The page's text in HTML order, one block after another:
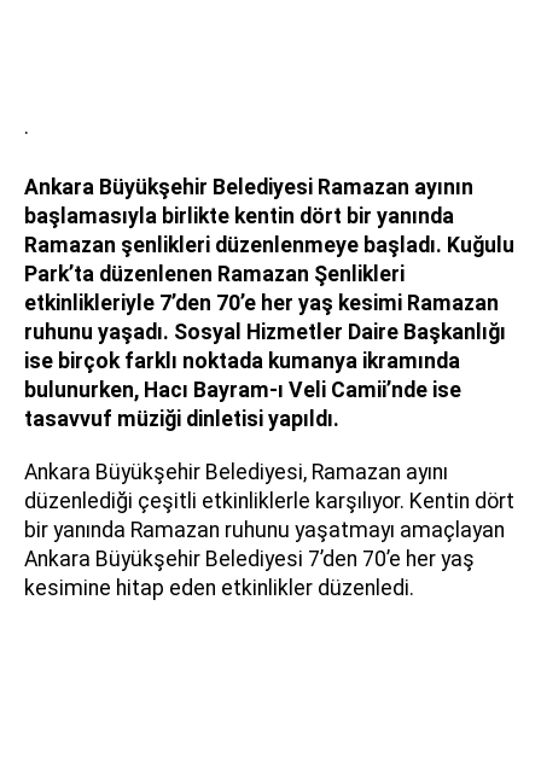
·
Ankara Büyükşehir Belediyesi Ramazan ayının
başlamasıyla birlikte kentin dört bir yanında
Ramazan şenlikleri düzenlenmeye başladı. Kuğulu
Park’ta düzenlenen Ramazan Şenlikleri
etkinlikleriyle 7’den 70’e her yaş kesimi Ramazan
ruhunu yaşadı. Sosyal Hizmetler Daire Başkanlığı
ise birçok farklı noktada kumanya ikramında
bulunurken, Hacı Bayram-ı Veli Camii’nde ise
tasavvuf müziği dinletisi yapıldı.
Ankara Büyükşehir Belediyesi, Ramazan ayını
düzenlediği çeşitli etkinliklerle karşılıyor. Kentin dört
bir yanında Ramazan ruhunu yaşatmayı amaçlayan
Ankara Büyükşehir Belediyesi 7’den 70’e her yaş
kesimine hitap eden etkinlikler düzenledi.